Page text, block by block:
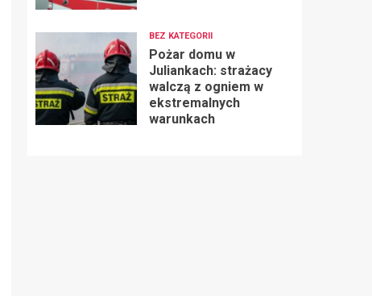
BEZ KATEGORII
Pożar domu w
Juliankach: strażacy
walczą z ogniem w
ekstremalnych
warunkach